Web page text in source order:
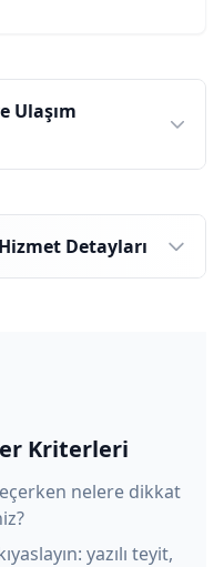
Ulaşım
Detayları
Kriterleri
nelere dikkat
yazılı teyit,